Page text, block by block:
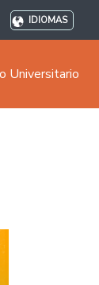
IDIOMAS
Universitario